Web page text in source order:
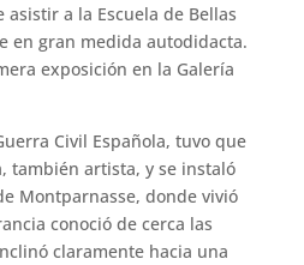
asistir a la Escuela de Bellas
en gran medida autodidacta.
exposición en la Galería
Civil Española, tuvo que
también artista, y se instaló
Montparnasse, donde vivió
conoció de cerca las
claramente hacia una